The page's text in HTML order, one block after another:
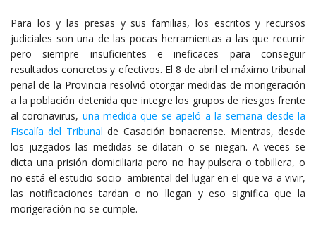
Para los y las presas y sus familias, los escritos y recursos
judiciales son una de las pocas herramientas a las que recurrir
pero siempre insuficientes e ineficaces para conseguir
resultados concretos y efectivos. El 8 de abril el máximo tribunal
penal de la Provincia resolvió otorgar medidas de morigeración
a la población detenida que integre los grupos de riesgos frente
al coronavirus, una medida que se apeló a la semana desde la
Fiscalía del Tribunal de Casación bonaerense. Mientras, desde
los juzgados las medidas se dilatan o se niegan. A veces se
dicta una prisión domiciliaria pero no hay pulsera o tobillera, o
no está el estudio socio–ambiental del lugar en el que va a vivir,
las notificaciones tardan o no llegan y eso significa que la
morigeración no se cumple.